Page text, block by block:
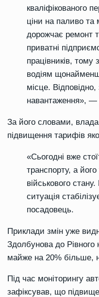
кваліфікованого
ціни на паливо та
дорожчає ремонт
приватні
працівників,
водіям
місце.
навантаження», —
За його словами, влада
підвищення тарифів
«Сьогодні вже
транспорту, а
військового
ситуація
посадовець.
Приклади змін уже
Здолбунова до
майже на 20% більше,
Під час моніторингу
зафіксував, що